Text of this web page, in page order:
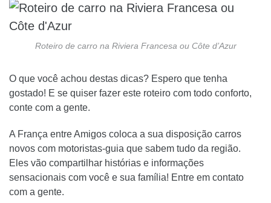
Roteiro de carro na Riviera Francesa ou Côte d’Azur
O que você achou destas dicas? Espero que tenha
gostado! E se quiser fazer este roteiro com todo conforto,
conte com a gente.
A França entre Amigos coloca a sua disposição carros
novos com motoristas-guia que sabem tudo da região.
Eles vão compartilhar histórias e informações
sensacionais com você e sua família! Entre em contato
com a gente.